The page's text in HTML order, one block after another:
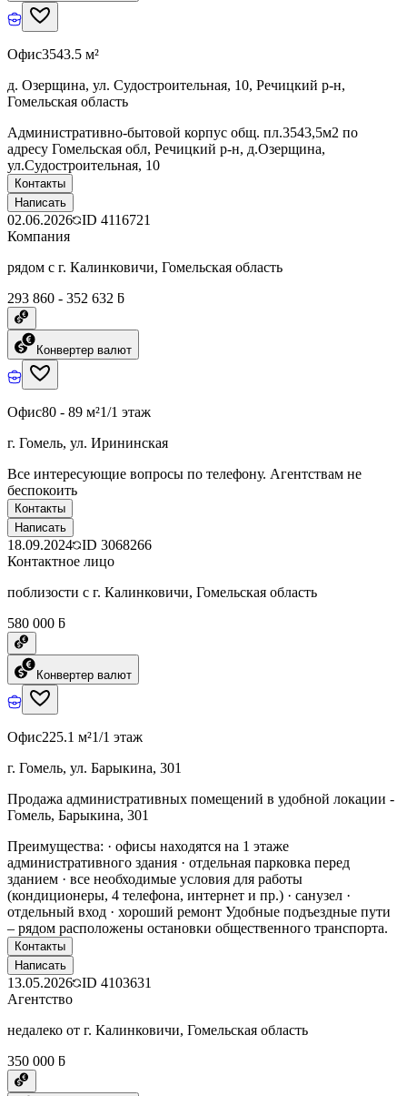
Офис3543.5 м²
д. Озерщина, ул. Судостроительная, 10, Речицкий р-н,
Гомельская область
Административно-бытовой корпус общ. пл.3543,5м2 по
адресу Гомельская обл, Речицкий р-н, д.Озерщина,
ул.Судостроительная, 10
Контакты
Написать
02.06.2026 ID 4116721
Компания
рядом с г. Калинковичи, Гомельская область
293 860 - 352 632 ƃ
Конвертер валют
Офис80 - 89 м²1/1 этаж
г. Гомель, ул. Ирининская
Все интересующие вопросы по телефону. Агентствам не
беспокоить
Контакты
Написать
18.09.2024 ID 3068266
Контактное лицо
поблизости с г. Калинковичи, Гомельская область
580 000 ƃ
Конвертер валют
Офис225.1 м²1/1 этаж
г. Гомель, ул. Барыкина, 301
Продажа административных помещений в удобной локации -
Гомель, Барыкина, 301
Преимущества: · офисы находятся на 1 этаже
административного здания · отдельная парковка перед
зданием · все необходимые условия для работы
(кондиционеры, 4 телефона, интернет и пр.) · санузел ·
отдельный вход · хороший ремонт Удобные подъездные пути
– рядом расположены остановки общественного транспорта.
Контакты
Написать
13.05.2026 ID 4103631
Агентство
недалеко от г. Калинковичи, Гомельская область
350 000 ƃ